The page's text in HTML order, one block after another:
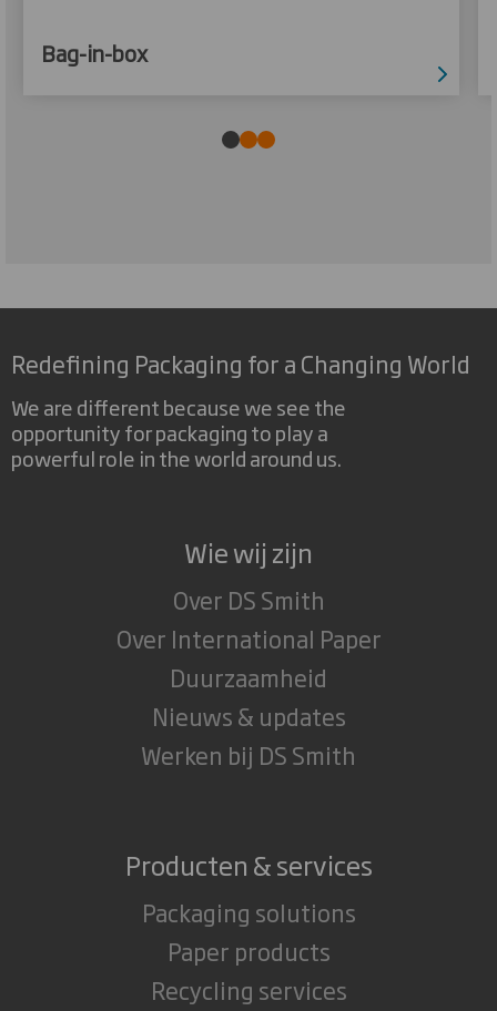
Bag-in-box
Redefining Packaging for a Changing World
We are different because we see the
opportunity for packaging to play a
powerful role in the world around us.
Wie wij zijn
Over DS Smith
Over International Paper
Duurzaamheid
Nieuws & updates
Werken bij DS Smith
Producten & services
Packaging solutions
Paper products
Recycling services